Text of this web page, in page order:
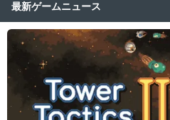
最新ゲームニュース